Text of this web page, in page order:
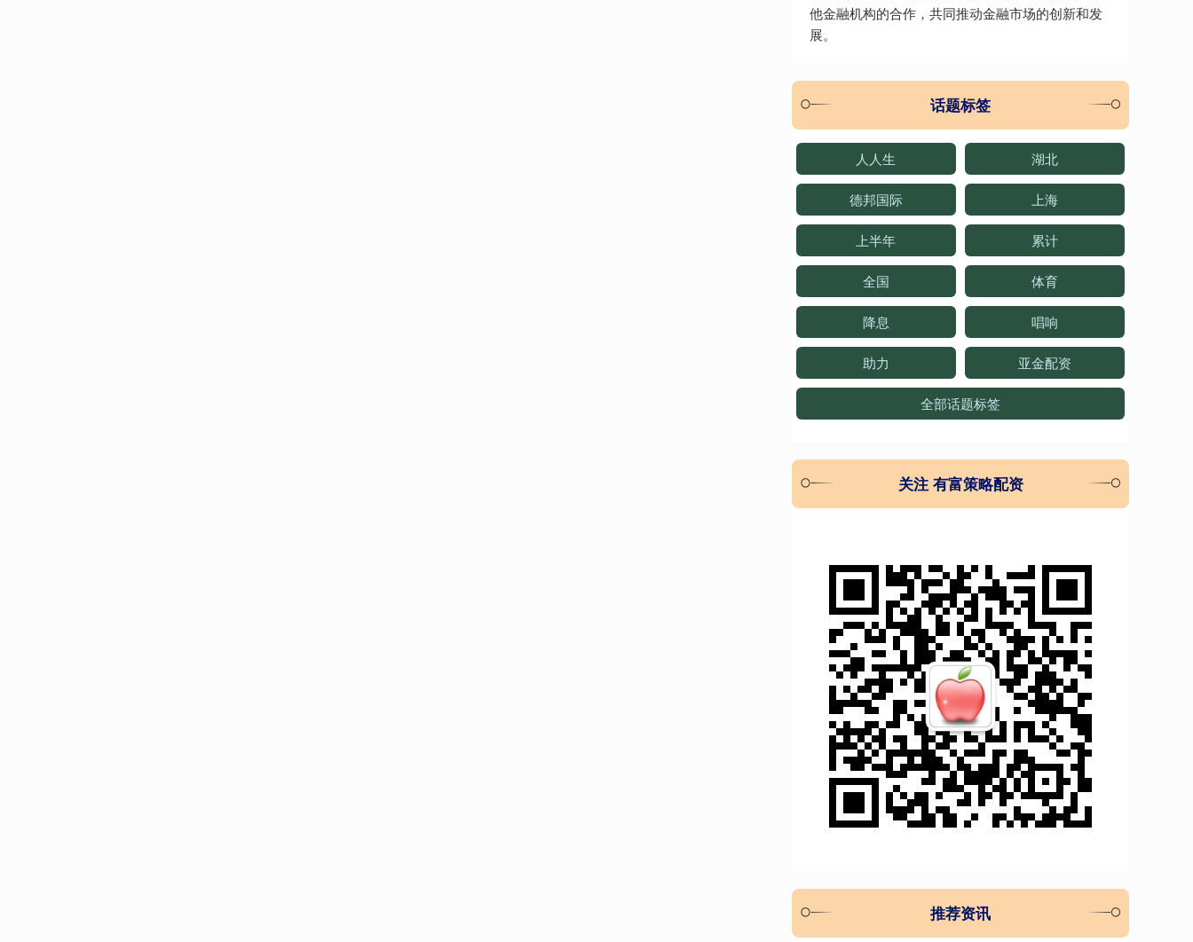
他金融机构的合作，共同推动金融市场的创新和发
展。
话题标签
人人生 湖北
德邦国际 上海
上半年 累计
全国 体育
降息 唱响
助力 亚金配资
全部话题标签
关注 有富策略配资
推荐资讯